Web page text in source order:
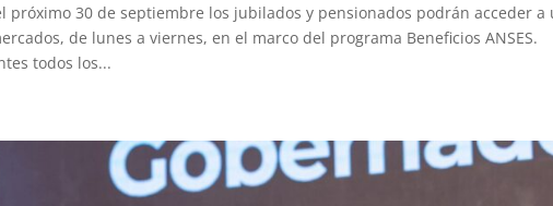
próximo 30 de septiembre los jubilados y pensionados podrán acceder a
de lunes a viernes, en el marco del programa Beneficios ANSES.
todos los...